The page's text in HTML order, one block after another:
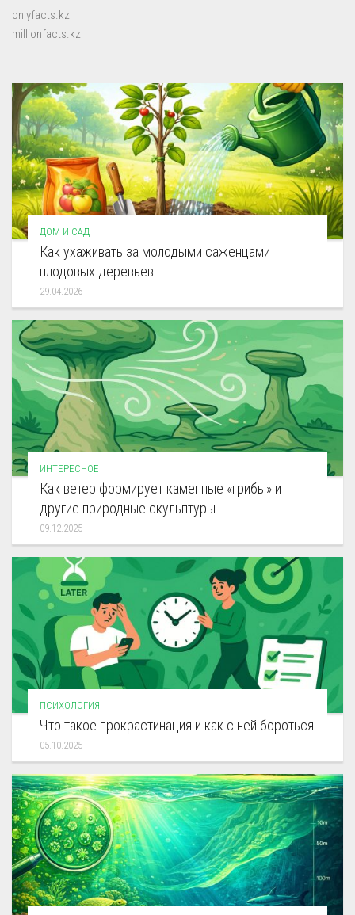
onlyfacts.kz
millionfacts.kz
ДОМ И САД
Как ухаживать за молодыми саженцами
плодовых деревьев
29.04.2026
ИНТЕРЕСНОЕ
Как ветер формирует каменные «грибы» и
другие природные скульптуры
09.12.2025
ПСИХОЛОГИЯ
Что такое прокрастинация и как с ней бороться
05.10.2025